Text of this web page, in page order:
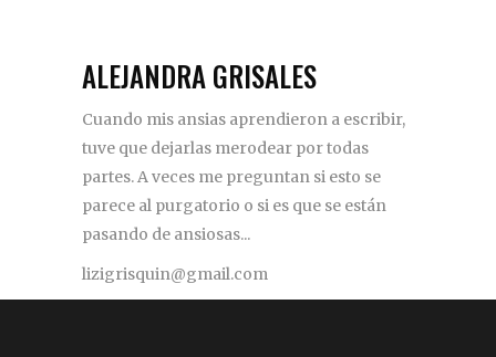
ALEJANDRA GRISALES
Cuando mis ansias aprendieron a escribir,
tuve que dejarlas merodear por todas
partes. A veces me preguntan si esto se
parece al purgatorio o si es que se están
pasando de ansiosas...
lizigrisquin@gmail.com